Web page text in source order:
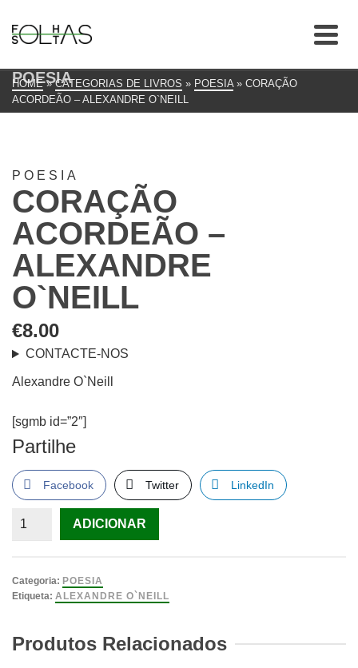
POESIA
HOME » CATEGORIAS DE LIVROS » POESIA » CORAÇÃO
ACORDEÃO – ALEXANDRE O`NEILL
POESIA
CORAÇÃO
ACORDEÃO –
ALEXANDRE
O`NEILL
€8.00
CONTACTE-NOS
Alexandre O`Neill
[sgmb id=”2″]
Partilhe
Facebook Twitter LinkedIn
Quantidade
acordeão
-
O`Neill
ADICIONAR
Categoria: POESIA
Etiqueta: ALEXANDRE O`NEILL
Produtos Relacionados